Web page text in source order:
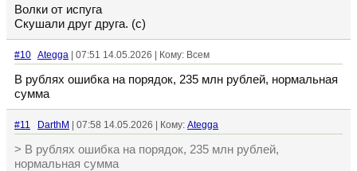
Волки от испуга
Скушали друг друга. (с)
#10 Ategga | 07:51 14.05.2026 | Кому: Всем
В рублях ошибка на порядок, 235 млн рублей, нормальная
сумма
#11 DarthM | 07:58 14.05.2026 | Кому: Ategga
> В рублях ошибка на порядок, 235 млн рублей,
нормальная сумма